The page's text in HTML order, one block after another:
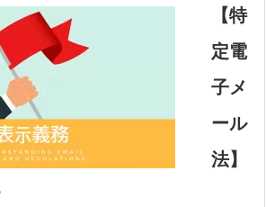
【特
定電
子メ
ール
法】